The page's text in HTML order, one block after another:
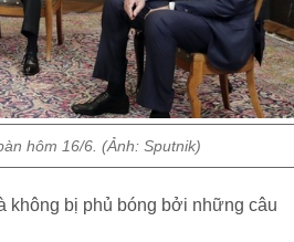
hôm 16/6. (Ảnh: Sputnik)
không bị phủ bóng bởi những câu